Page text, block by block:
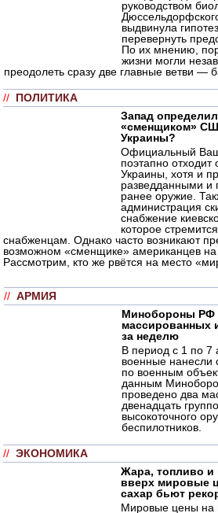
руководством
выдвинула
перевернуть
По их мнению,
жизни могли
преодолеть сразу две главные ветви —
// ПОЛИТИКА
Запад
«сменщиком»
Украины?
Официальный
поэтапно
Украины, хотя и
разведданными и
ранее оружие.
администрация
снабжение
которое
снабженцам. Однако часто возникают
возможном «сменщике» американцев на
Рассмотрим, кто же рвётся на место
// АРМИЯ
Минобороны РФ
массированных
за неделю
В период с 1 по 7
военные
по военным
данным
проведено два
двенадцать
высокоточного
беспилотников.
// ЭКОНОМИКА
Жара, топливо и
вверх мировые
сахар бьют
Мировые цены на